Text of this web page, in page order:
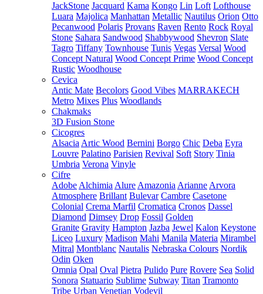
JackStone Jacquard Kama Kongo Lin Loft Lofthouse
Luara Majolica Manhattan Metallic Nautilus Orion Otto
Pecanwood Polaris Provans Raven Rento Rock Royal
Stone Sahara Sandwood Shabbywood Shevron Slate
Tagro Tiffany Townhouse Tunis Vegas Versal Wood
Concept Natural Wood Concept Prime Wood Concept
Rustic Woodhouse
Cevica
Antic Mate Becolors Good Vibes MARRAKECH
Metro Mixes Plus Woodlands
Chakmaks
3D Fusion Stone
Cicogres
Alsacia Artic Wood Bernini Borgo Chic Deba Eyra
Louvre Palatino Parisien Revival Soft Story Tinia
Umbria Verona Vinyle
Cifre
Adobe Alchimia Alure Amazonia Arianne Arvora
Atmosphere Brillant Bulevar Cambre Casetone
Colonial Crema Marfil Cromatica Cronos Dassel
Diamond Dimsey Drop Fossil Golden
Granite Gravity Hampton Jazba Jewel Kalon Keystone
Liceo Luxury Madison Mahi Manila Materia Mirambel
Mitral Montblanc Nautalis Nebraska Colours Nordik
Odin Oken
Omnia Opal Oval Pietra Pulido Pure Rovere Sea Solid
Sonora Statuario Sublime Subway Titan Tramonto
Tribe Urban Venetian Vodevil